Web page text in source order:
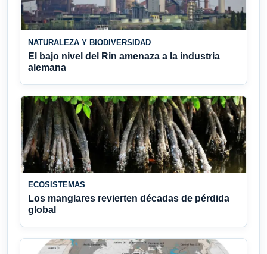
NATURALEZA Y BIODIVERSIDAD
El bajo nivel del Rin amenaza a la industria
alemana
ECOSISTEMAS
Los manglares revierten décadas de pérdida
global